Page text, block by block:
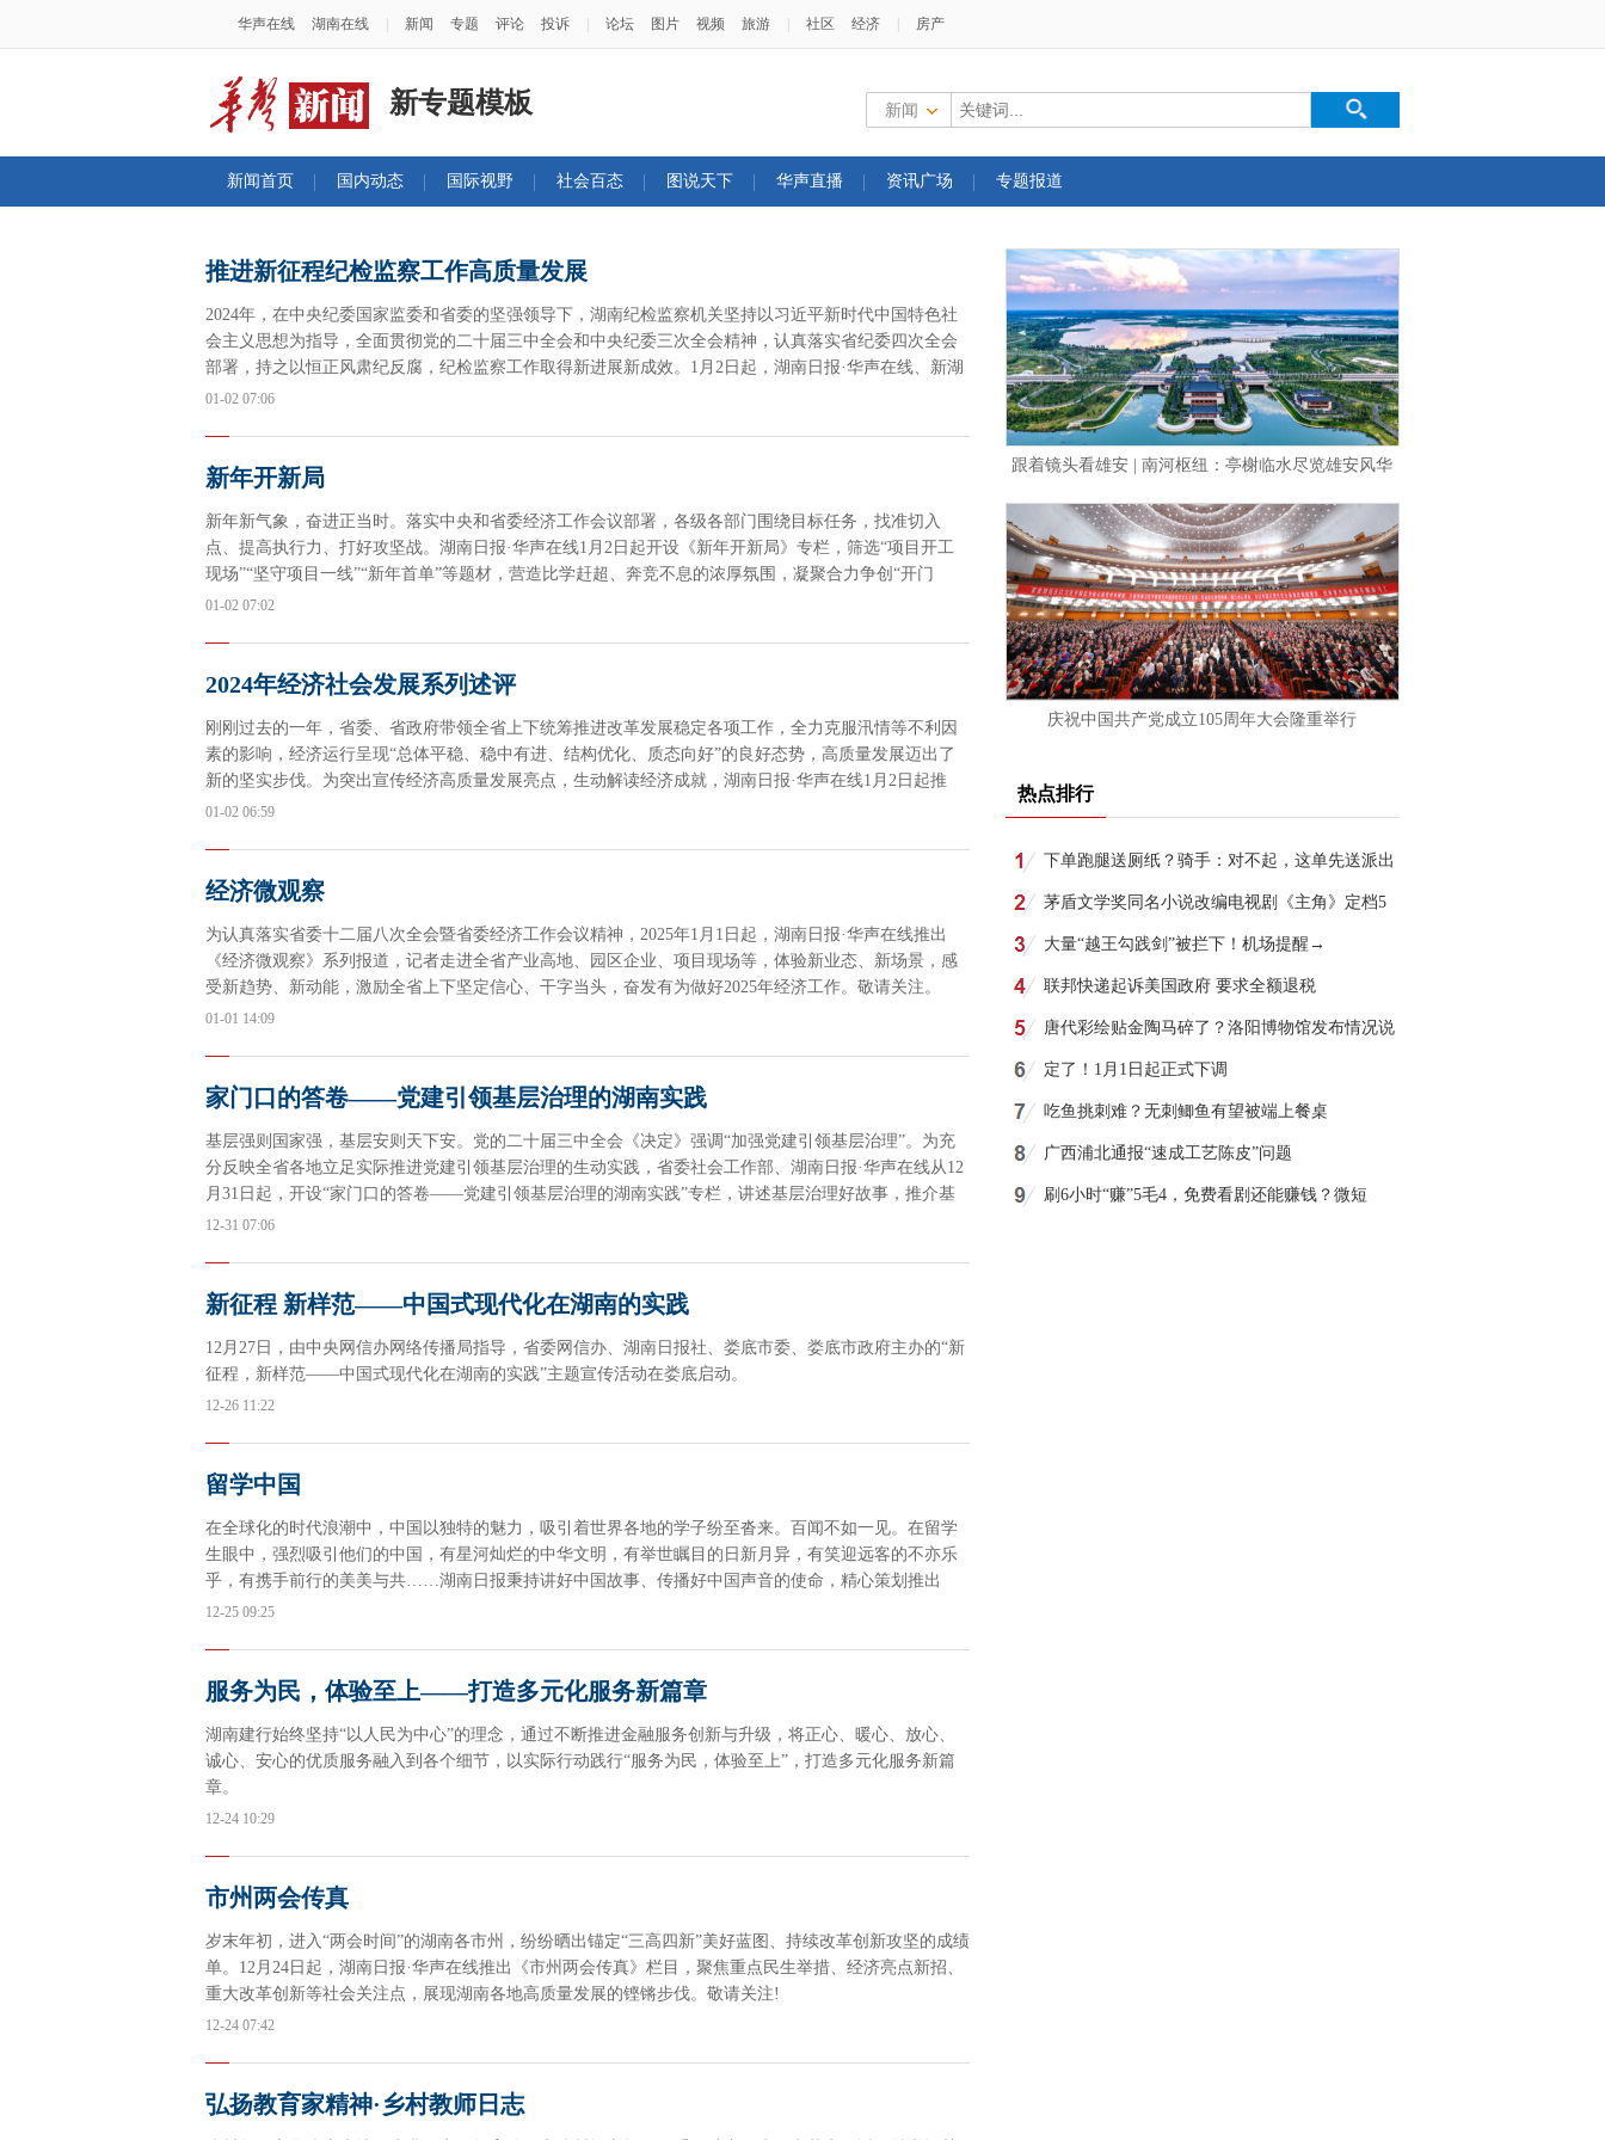
华声在线 湖南在线 新闻 专题 评论 投诉 论坛 图片 视频 旅游 社区 经济 房产
新专题模板 新闻
新闻首页 国内动态 国际视野 社会百态 图说天下 华声直播 资讯广场 专题报道
推进新征程纪检监察工作高质量发展
2024年，在中央纪委国家监委和省委的坚强领导下，湖南纪检监察机关坚持以习近平新时代中国特色社
会主义思想为指导，全面贯彻党的二十届三中全会和中央纪委三次全会精神，认真落实省纪委四次全会
部署，持之以恒正风肃纪反腐，纪检监察工作取得新进展新成效。1月2日起，湖南日报·华声在线、新湖
南客户端推出《推进新征程纪检监察工作高质量发展》系列报道，回顾过去一年我省党风廉政建设和反
01-02 07:06
新年开新局
新年新气象，奋进正当时。落实中央和省委经济工作会议部署，各级各部门围绕目标任务，找准切入
点、提高执行力、打好攻坚战。湖南日报·华声在线1月2日起开设《新年开新局》专栏，筛选“项目开工
现场”“坚守项目一线”“新年首单”等题材，营造比学赶超、奔竞不息的浓厚氛围，凝聚合力争创“开门
红”。敬请关注。
01-02 07:02
2024年经济社会发展系列述评
刚刚过去的一年，省委、省政府带领全省上下统筹推进改革发展稳定各项工作，全力克服汛情等不利因
素的影响，经济运行呈现“总体平稳、稳中有进、结构优化、质态向好”的良好态势，高质量发展迈出了
新的坚实步伐。为突出宣传经济高质量发展亮点，生动解读经济成就，湖南日报·华声在线1月2日起推
出“2024年经济社会发展系列述评”，敬请关注。
01-02 06:59
经济微观察
为认真落实省委十二届八次全会暨省委经济工作会议精神，2025年1月1日起，湖南日报·华声在线推出
《经济微观察》系列报道，记者走进全省产业高地、园区企业、项目现场等，体验新业态、新场景，感
受新趋势、新动能，激励全省上下坚定信心、干字当头，奋发有为做好2025年经济工作。敬请关注。
01-01 14:09
家门口的答卷——党建引领基层治理的湖南实践
基层强则国家强，基层安则天下安。党的二十届三中全会《决定》强调“加强党建引领基层治理”。为充
分反映全省各地立足实际推进党建引领基层治理的生动实践，省委社会工作部、湖南日报·华声在线从12
月31日起，开设“家门口的答卷——党建引领基层治理的湖南实践”专栏，讲述基层治理好故事，推介基
层治理好做法。敬请关注。
12-31 07:06
新征程 新样范——中国式现代化在湖南的实践
12月27日，由中央网信办网络传播局指导，省委网信办、湖南日报社、娄底市委、娄底市政府主办的“新
征程，新样范——中国式现代化在湖南的实践”主题宣传活动在娄底启动。
12-26 11:22
留学中国
在全球化的时代浪潮中，中国以独特的魅力，吸引着世界各地的学子纷至沓来。百闻不如一见。在留学
生眼中，强烈吸引他们的中国，有星河灿烂的中华文明，有举世瞩目的日新月异，有笑迎远客的不亦乐
乎，有携手前行的美美与共……湖南日报秉持讲好中国故事、传播好中国声音的使命，精心策划推出
《留学中国》系列融媒体报道。
12-25 09:25
服务为民，体验至上——打造多元化服务新篇章
湖南建行始终坚持“以人民为中心”的理念，通过不断推进金融服务创新与升级，将正心、暖心、放心、
诚心、安心的优质服务融入到各个细节，以实际行动践行“服务为民，体验至上”，打造多元化服务新篇
章。
12-24 10:29
市州两会传真
岁末年初，进入“两会时间”的湖南各市州，纷纷晒出锚定“三高四新”美好蓝图、持续改革创新攻坚的成绩
单。12月24日起，湖南日报·华声在线推出《市州两会传真》栏目，聚焦重点民生举措、经济亮点新招、
重大改革创新等社会关注点，展现湖南各地高质量发展的铿锵步伐。敬请关注!
12-24 07:42
弘扬教育家精神·乡村教师日志
跟着镜头看雄安 | 南河枢纽：亭榭临水尽览雄安风华
庆祝中国共产党成立105周年大会隆重举行
热点排行
下单跑腿送厕纸？骑手：对不起，这单先送派出
所
茅盾文学奖同名小说改编电视剧《主角》定档5
月10日
大量“越王勾践剑”被拦下！机场提醒→
联邦快递起诉美国政府 要求全额退税
唐代彩绘贴金陶马碎了？洛阳博物馆发布情况说
明
定了！1月1日起正式下调
吃鱼挑刺难？无刺鲫鱼有望被端上餐桌
广西浦北通报“速成工艺陈皮”问题
刷6小时“赚”5毛4，免费看剧还能赚钱？微短